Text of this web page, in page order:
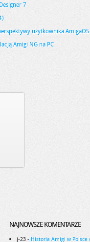
7
użytkownika
Amigi NG na PC
NAJNOWSZE KOMENTARZE
j-23 - Historia Amigi w Polsce